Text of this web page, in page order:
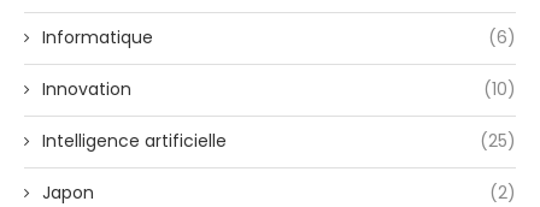
Informatique (6)
Innovation (10)
Intelligence artificielle (25)
Japon (2)